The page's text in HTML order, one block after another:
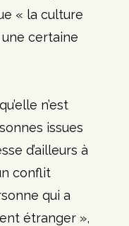
« la culture
certaine
n’est
issues
d’ailleurs à
conflit
qui a
étranger »,